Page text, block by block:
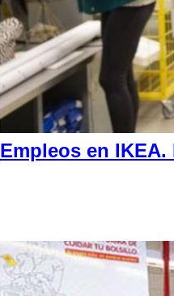
Empleos en